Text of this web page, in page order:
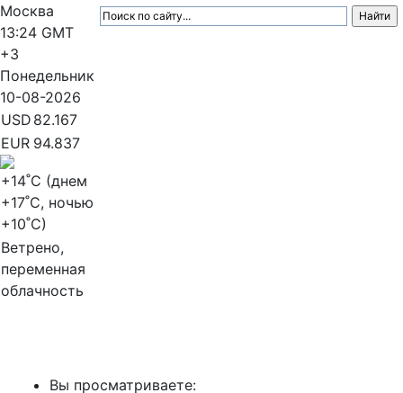
Москва
13:24 GMT
+3
Понедельник
10-08-2026
USD 82.167
EUR 94.837
+14˚C (днем
+17˚C, ночью
+10˚C)
Ветрено,
переменная
облачность
Вы просматриваете: